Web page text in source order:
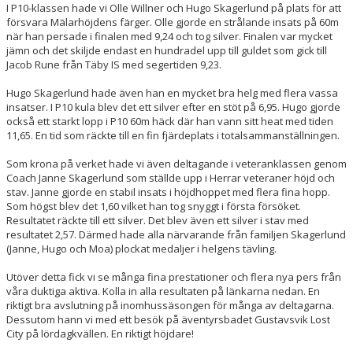
I P10-klassen hade vi Olle Willner och Hugo Skagerlund på plats för att
försvara Mälarhöjdens färger. Olle gjorde en strålande insats på 60m
när han persade i finalen med 9,24 och tog silver. Finalen var mycket
jämn och det skiljde endast en hundradel upp till guldet som gick till
Jacob Rune från Täby IS med segertiden 9,23.
Hugo Skagerlund hade även han en mycket bra helg med flera vassa
insatser. I P10 kula blev det ett silver efter en stöt på 6,95. Hugo gjorde
också ett starkt lopp i P10 60m häck där han vann sitt heat med tiden
11,65. En tid som räckte till en fin fjärdeplats i totalsammanställningen.
Som krona på verket hade vi även deltagande i veteranklassen genom
Coach Janne Skagerlund som ställde upp i Herrar veteraner höjd och
stav. Janne gjorde en stabil insats i höjdhoppet med flera fina hopp.
Som högst blev det 1,60 vilket han tog snyggt i första försöket.
Resultatet räckte till ett silver. Det blev även ett silver i stav med
resultatet 2,57. Därmed hade alla närvarande från familjen Skagerlund
(Janne, Hugo och Moa) plockat medaljer i helgens tävling.
Utöver detta fick vi se många fina prestationer och flera nya pers från
våra duktiga aktiva. Kolla in alla resultaten på länkarna nedan. En
riktigt bra avslutning på inomhussäsongen för många av deltagarna.
Dessutom hann vi med ett besök på äventyrsbadet Gustavsvik Lost
City på lördagkvällen. En riktigt höjdare!